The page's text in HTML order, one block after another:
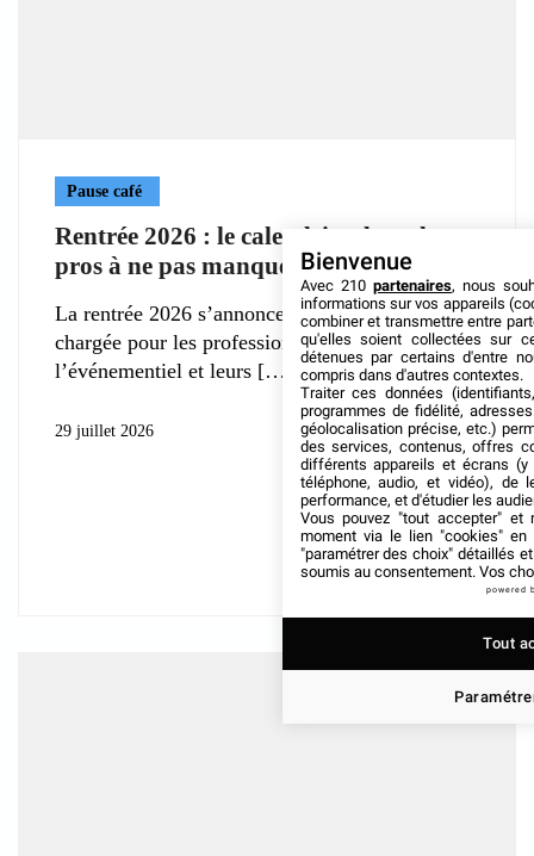
Pause café
Rentrée 2026 : le calendrier des salons
pros à ne pas manquer à Paris
La rentrée 2026 s’annonce particulièrement
chargée pour les professionnels de
l’événementiel et leurs
29 juillet 2026
Bienvenue
Avec 210 partenaires, nous
informations sur vos appareils
combiner et transmettre entre
qu'elles soient collectées sur
détenues par certains d'entre
compris dans d'autres contextes.
Traiter ces données
programmes de fidélité,
géolocalisation précise, etc.)
des services, contenus, offres
différents appareils et écrans (y
téléphone, audio, et vidéo), de
performance, et d'étudier les
Vous pouvez "tout accepter" et
moment via le lien "cookies" en
"paramétrer des choix" détaillés
soumis au consentement. Vos
powered
Tout